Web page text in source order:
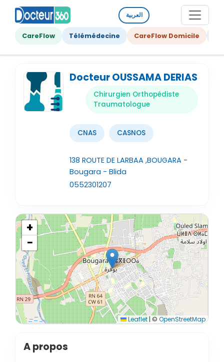
العربية
CareFlow Télémédecine CareFlow Domicile
Docteur OUSSAMA DERIAS
Chirurgien Orthopédiste
Traumatologue
CNAS CASNOS
138 ROUTE DE LARBAA ,BOUGARA -
Bougara - Blida
0552301207
+
−
Leaflet| © OpenStreetMap
A propos